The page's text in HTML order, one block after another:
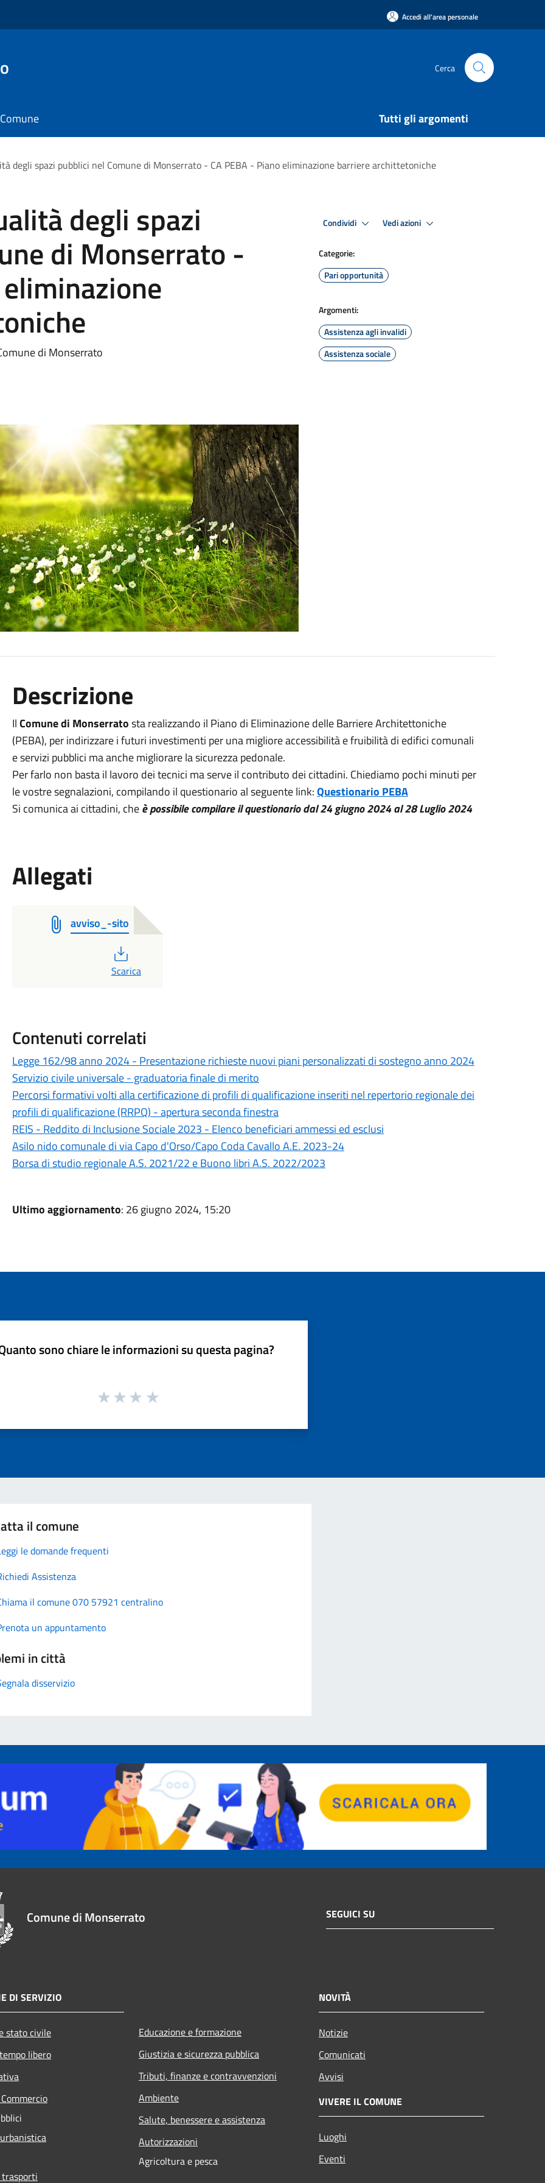
Accedi all'area personale
Cerca
Tutti gli argomenti
degli spazi pubblici nel Comune di Monserrato - CA PEBA - Piano eliminazione barriere archittetoniche
degli spazi
di Monserrato -
di Monserrato
Condividi Vedi azioni
Categorie:
Pari opportunità
Argomenti:
Assistenza agli invalidi
Assistenza sociale
Descrizione
IlComune di Monserratosta realizzando il Piano di Eliminazione delle Barriere Architettoniche
(PEBA), per indirizzare i futuri investimenti per una migliore accessibilità e fruibilità di edifici comunali
e servizi pubblici ma anche migliorare la sicurezza pedonale.
Per farlo non basta il lavoro dei tecnici ma serve il contributo dei cittadini. Chiediamo pochi minuti per
le vostre segnalazioni, compilando il questionario al seguente link:Questionario PEBA
Si comunica ai cittadini, cheè possibile compilare il questionario dal 24 giugno 2024 al 28 Luglio 2024
Allegati
avviso_-sito
PDF
Scarica
Contenuti correlati
Legge 162/98 anno 2024 - Presentazione richieste nuovi piani personalizzati di sostegno anno 2024
Servizio civile universale - graduatoria finale di merito
Percorsi formativi volti alla certificazione di profili di qualificazione inseriti nel repertorio regionale dei
profili di qualificazione (RRPQ) - apertura seconda finestra
REIS - Reddito di Inclusione Sociale 2023 - Elenco beneficiari ammessi ed esclusi
Asilo nido comunale di via Capo d'Orso/Capo Coda Cavallo A.E. 2023-24
Borsa di studio regionale A.S. 2021/22 e Buono libri A.S. 2022/2023
Ultimo aggiornamento: 26 giugno 2024, 15:20
sono chiare le informazioni su questa pagina?
il comune
le domande frequenti
Assistenza
il comune 070 57921 centralino
un appuntamento
in città
disservizio
Comune di Monserrato SEGUICI SU
DI SERVIZIO
stato civile
libero
Educazione e formazione
Giustizia e sicurezza pubblica
Tributi, finanze e contravvenzioni
Ambiente
Salute, benessere e assistenza
Autorizzazioni
Agricoltura e pesca
NOVITÀ
Notizie
Comunicati
Avvisi
VIVERE IL COMUNE
Luoghi
Eventi